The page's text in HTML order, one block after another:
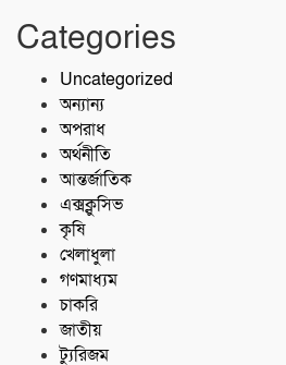
Categories
Uncategorized
অন্যান্য
অপরাধ
অর্থনীতি
আন্তর্জাতিক
এক্সক্লুসিভ
কৃষি
খেলাধুলা
গণমাধ্যম
চাকরি
জাতীয়
ট্যুরিজম